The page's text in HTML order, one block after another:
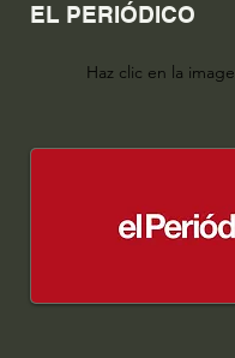
EL PERIÓDICO
Haz clic en la image